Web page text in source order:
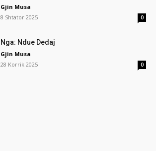
Gjin Musa
8 Shtator 2025
0
Nga: Ndue Dedaj
Gjin Musa
28 Korrik 2025
0